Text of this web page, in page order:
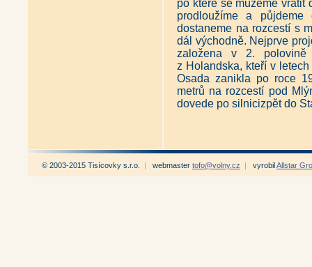
po které se můžeme vrátit
prodloužíme a
dostaneme na rozcestí s
dál východně. Nejprve
založena v 2.
z Holandska, kteří v
Osada zanikla po roce
metrů na rozcestí pod
dovede po silnicizpět do
© 2003-2015 Tisícovky s.r.o. | webmaster tofo@volny.cz | vyrobilAllstar